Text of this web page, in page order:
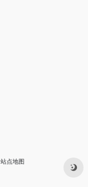
站点地图